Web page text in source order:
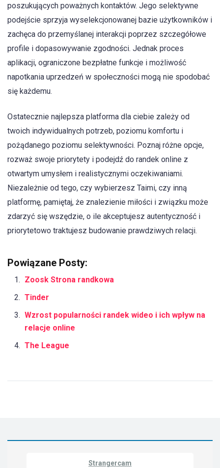
poszukujących poważnych kontaktów. Jego selektywne
podejście sprzyja wyselekcjonowanej bazie użytkowników i
zachęca do przemyślanej interakcji poprzez szczegółowe
profile i dopasowywanie zgodności. Jednak proces
aplikacji, ograniczone bezpłatne funkcje i możliwość
napotkania uprzedzeń w społeczności mogą nie spodobać
się każdemu.
Ostatecznie najlepsza platforma dla ciebie zależy od
twoich indywidualnych potrzeb, poziomu komfortu i
pożądanego poziomu selektywności. Poznaj różne opcje,
rozważ swoje priorytety i podejdź do randek online z
otwartym umysłem i realistycznymi oczekiwaniami.
Niezależnie od tego, czy wybierzesz Taimi, czy inną
platformę, pamiętaj, że znalezienie miłości i związku może
zdarzyć się wszędzie, o ile akceptujesz autentyczność i
priorytetowo traktujesz budowanie prawdziwych relacji.
Powiązane Posty:
Zoosk Strona randkowa
Tinder
Wzrost popularności randek wideo i ich wpływ na
relacje online
The League
Strangercam